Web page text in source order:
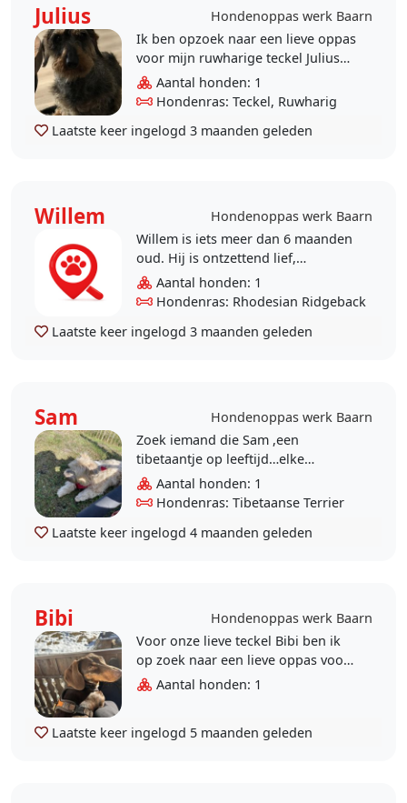
Julius
Hondenoppas werk Baarn
Ik ben opzoek naar een lieve oppas
voor mijn ruwharige teckel Julius
voor de woensdag en
donderdagen.Voornamelijk iemand
Aantal honden: 1
Hondenras: Teckel, Ruwharig
Laatste keer ingelogd 3 maanden geleden
Willem
Hondenoppas werk Baarn
Willem is iets meer dan 6 maanden
oud. Hij is ontzettend lief,
aanhankelijk, een beetje
gereserveerd en dol op het spelen
Aantal honden: 1
Hondenras: Rhodesian Ridgeback
Laatste keer ingelogd 3 maanden geleden
Sam
Hondenoppas werk Baarn
Zoek iemand die Sam ,een
tibetaantje op leeftijd…elke
woensdag begin middag kan
uitlaten.
Aantal honden: 1
Hondenras: Tibetaanse Terrier
Laatste keer ingelogd 4 maanden geleden
Bibi
Hondenoppas werk Baarn
Voor onze lieve teckel Bibi ben ik
op zoek naar een lieve oppas voor
1 of 2 dagen per week. Bibi is een
Aantal honden: 1
Laatste keer ingelogd 5 maanden geleden